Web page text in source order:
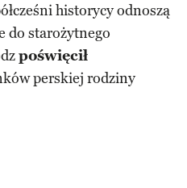
historycy odnoszą
do starożytnego
poświęcił
perskiej rodziny